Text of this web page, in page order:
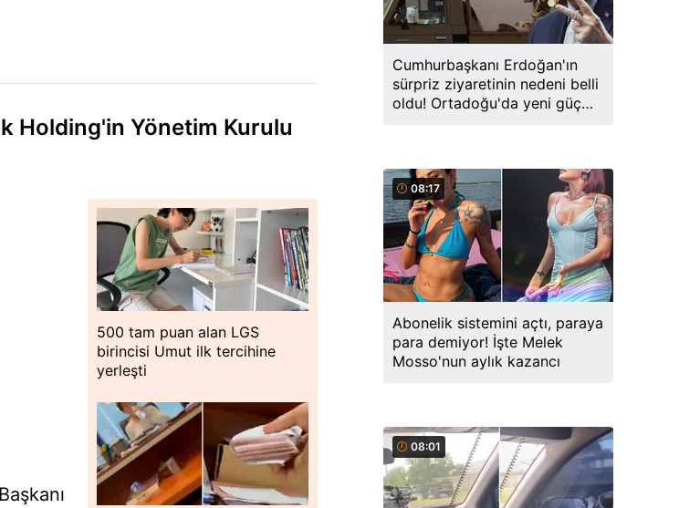
Holding'in Yönetim Kurulu
500 tam puan alan LGS
birincisi Umut ilk tercihine
yerleşti
Cumhurbaşkanı Erdoğan'ın
sürpriz ziyaretinin nedeni belli
oldu! Ortadoğu'da yeni güç
08:17
Abonelik sistemini açtı, paraya
para demiyor! İşte Melek
Mosso'nun aylık kazancı
08:01